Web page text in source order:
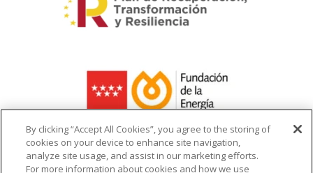
La ayuda recibida se destina a la
By clicking “Accept All Cookies”, you agree to the storing of
cookies on your device to enhance site navigation,
analyze site usage, and assist in our marketing efforts.
For more information about cookies and how we use